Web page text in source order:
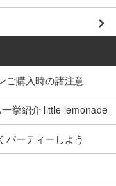
ご購入時の諸注意
挙紹介 little lemonade
パーティーしよう